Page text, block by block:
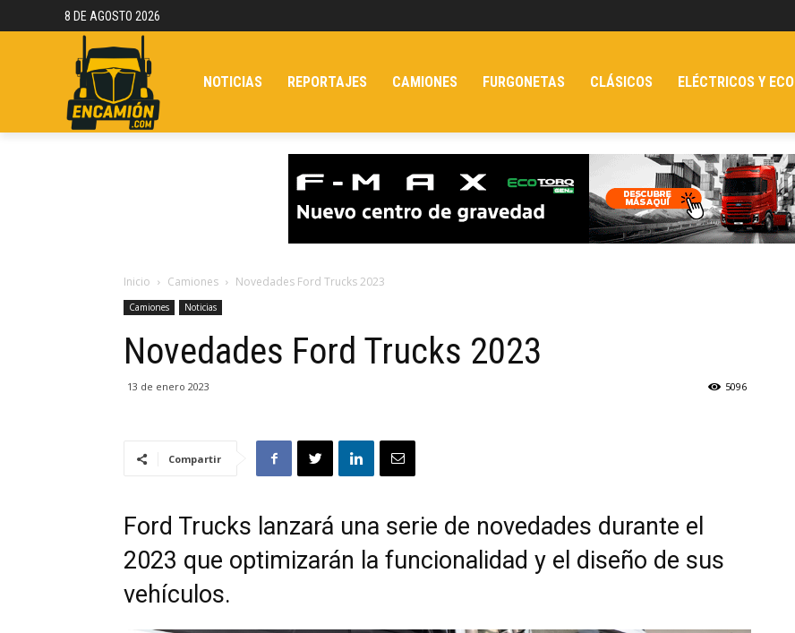
8 DE AGOSTO 2026
NOTICIAS REPORTAJES CAMIONES FURGONETAS CLÁSICOS ELÉCTRICOS Y ECO
Inicio Camiones Novedades Ford Trucks 2023
Camiones Noticias
Novedades Ford Trucks 2023
13 de enero 2023 5096
Compartir
Ford Trucks lanzará una serie de novedades durante el
2023 que optimizarán la funcionalidad y el diseño de sus
vehículos.